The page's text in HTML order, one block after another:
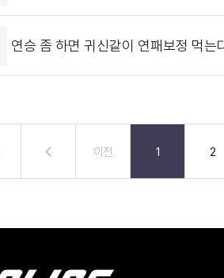
연승 좀 하면 귀신같이 연패보정 먹는
이전 1 2